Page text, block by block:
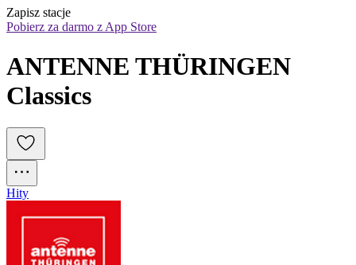
Zapisz stacje
Pobierz za darmo z App Store
ANTENNE THÜRINGEN
Classics
Hity